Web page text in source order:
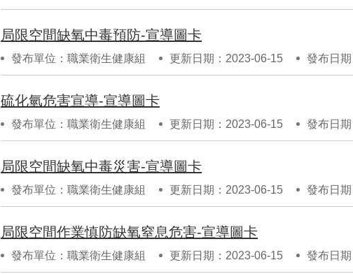
局限空間缺氧中毒預防-宣導圖卡
發布單位：職業衛生健康組 更新日期：2023-06-15 發布日
硫化氫危害宣導-宣導圖卡
發布單位：職業衛生健康組 更新日期：2023-06-15 發布日
局限空間缺氧中毒災害-宣導圖卡
發布單位：職業衛生健康組 更新日期：2023-06-15 發布日
局限空間作業慎防缺氧窒息危害-宣導圖卡
發布單位：職業衛生健康組 更新日期：2023-06-15 發布日